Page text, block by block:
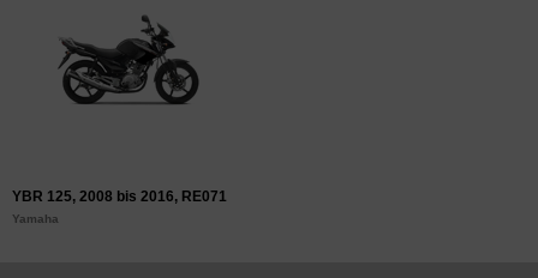
YBR 125, 2008 bis 2016, RE071
Yamaha